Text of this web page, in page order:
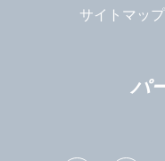
サイトマップ
パ